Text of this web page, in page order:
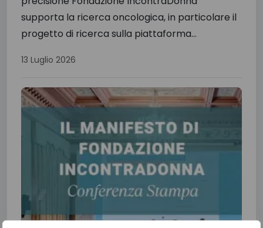
supporta la ricerca oncologica, in particolare il
progetto di ricerca sulla piattaforma...
13 Luglio 2026